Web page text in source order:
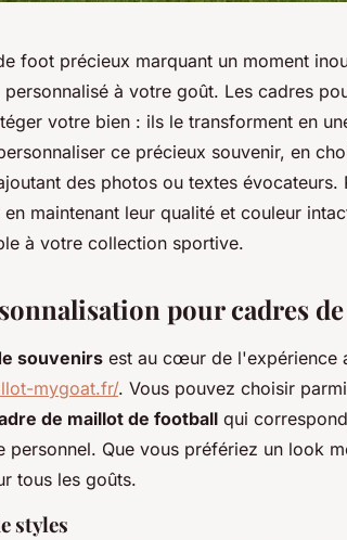
foot précieux marquant un moment
à votre goût. Les cadres
votre bien : ils le transforment en
ce précieux souvenir, en
des photos ou textes
maintenant leur qualité et couleur
à votre collection sportive.
pour cadres
souvenirs est au cœur de l'expérience
mygoat.fr/. Vous pouvez choisir
de maillot de football qui
personnel. Que vous préfériez un look
tous les goûts.
styles